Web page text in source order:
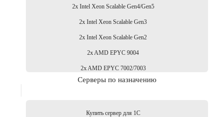
2x Intel Xeon Scalable Gen4/Gen5
2x Intel Xeon Scalable Gen3
2x Intel Xeon Scalable Gen2
2x AMD EPYC 9004
2x AMD EPYC 7002/7003
Серверы по назначению
Купить сервер для 1С